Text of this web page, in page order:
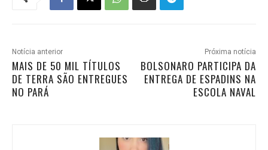
Notícia anterior
MAIS DE 50 MIL TÍTULOS
DE TERRA SÃO ENTREGUES
NO PARÁ
Próxima notícia
BOLSONARO PARTICIPA DA
ENTREGA DE ESPADINS NA
ESCOLA NAVAL